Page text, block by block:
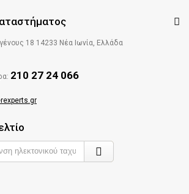
18 14233 Νέα Ιωνία, Ελλάδα
210 27 24 066
Enter
your